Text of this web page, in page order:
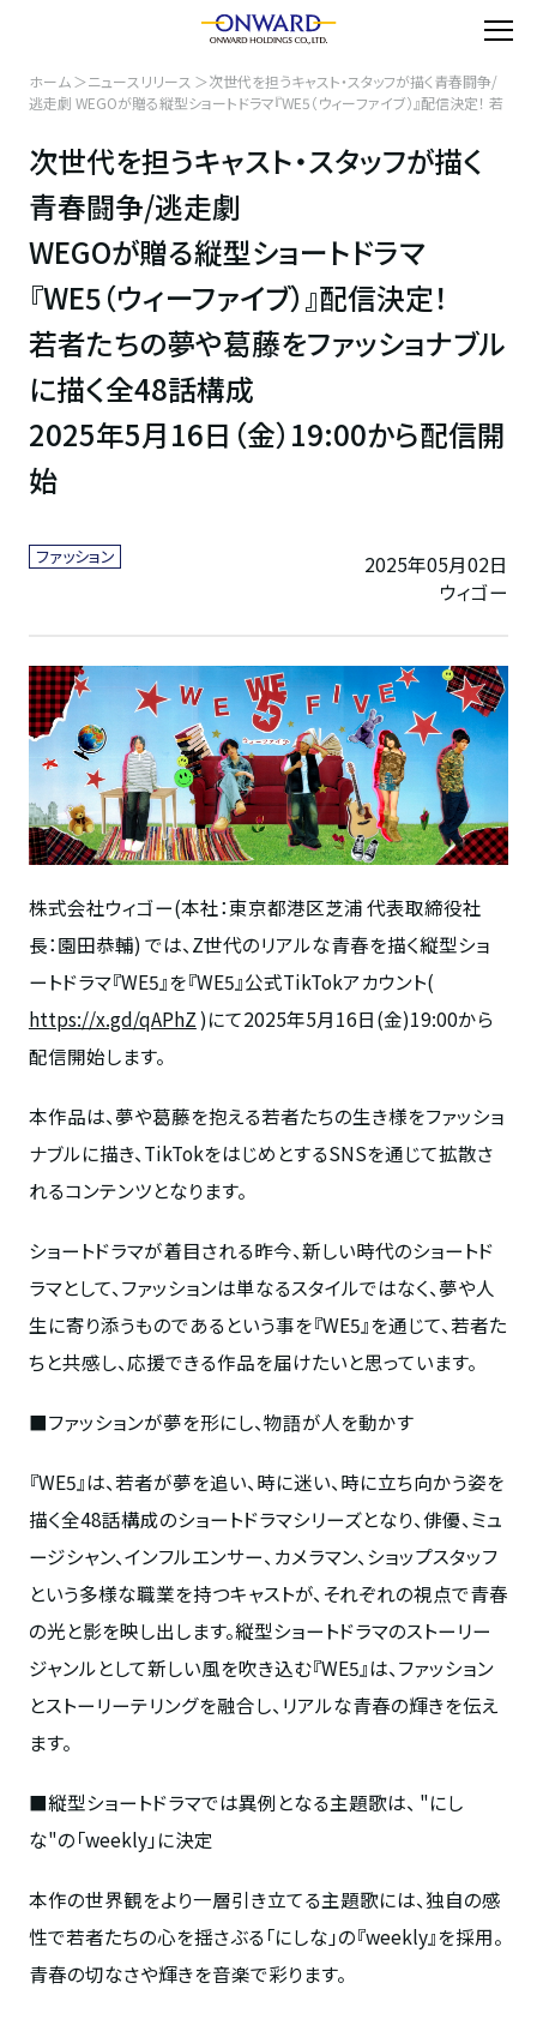
ホーム ニュースリリース
次世代を担うキャスト・スタッフが描く青春闘争/
逃走劇 WEGOが贈る縦型ショートドラマ『WE5（ウィーファイブ）』配信決定！ 若
19:00から配信開始
次世代を担うキャスト・スタッフが描く
青春闘争/逃走劇
WEGOが贈る縦型ショートドラマ
『WE5（ウィーファイブ）』配信決定！
若者たちの夢や葛藤をファッショナブル
に描く全48話構成
2025年5月16日（金）19:00から配信開
始
ファッション
2025年05月02日
ウィゴー
株式会社ウィゴー(本社：東京都港区芝浦 代表取締役社
長：園田恭輔) では、Z世代のリアルな青春を描く縦型ショ
ートドラマ『WE5』を『WE5』公式TikTokアカウント(
https://x.gd/qAPhZ)にて2025年5月16日(金)19:00から
配信開始します。
本作品は、夢や葛藤を抱える若者たちの生き様をファッショ
ナブルに描き、TikTokをはじめとするSNSを通じて拡散さ
れるコンテンツとなります。
ショートドラマが着⽬される昨今、新しい時代のショートド
ラマとして、ファッションは単なるスタイルではなく、夢や人
生に寄り添うものであるという事を『WE5』を通じて、若者た
ちと共感し、応援できる作品を届けたいと思っています。
■ファッションが夢を形にし、物語が人を動かす
『WE5』は、若者が夢を追い、時に迷い、時に立ち向かう姿を
描く全48話構成のショートドラマシリーズとなり、俳優、ミュ
ージシャン、インフルエンサー、カメラマン、ショップスタッフ
という多様な職業を持つキャストが、それぞれの視点で青春
の光と影を映し出します。縦型ショートドラマのストーリー
ジャンルとして新しい風を吹き込む『WE5』は、ファッション
とストーリーテリングを融合し、リアルな青春の輝きを伝え
ます。
■縦型ショートドラマでは異例となる主題歌は、 "にし
な"の「weekly」に決定
本作の世界観をより一層引き立てる主題歌には、独自の感
性で若者たちの心を揺さぶる「にしな」の『weekly』を採用。
青春の切なさや輝きを音楽で彩ります。